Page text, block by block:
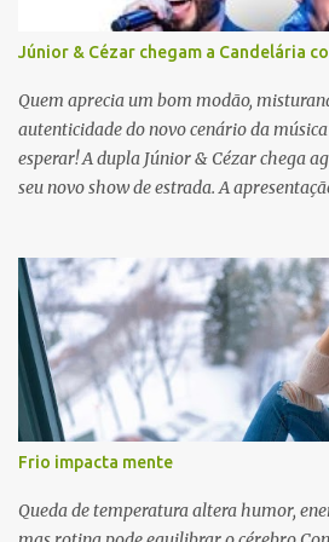
Júnior & Cézar chegam a Candelária
Quem aprecia um bom modão,
autenticidade do novo cenário da
esperar! A dupla Júnior & Cézar chega
seu novo show de estrada. A
barriga diferente. O projeto
por completo e já ver o público cantando
show, é algo surreal. Muita gente que
tempos de ‘Clone’ e ‘Golzinho
agora, nessa caminhada com ‘Fraquinho
gratificante”, comentam os cantores.
do Brasil com a agenda de shows,
"Simplesmente". O projeto nasceu em
inéditas, com direção criativa de
direção musical de Eduardo Pepato....
Frio impacta mente
Queda de temperatura altera humor,